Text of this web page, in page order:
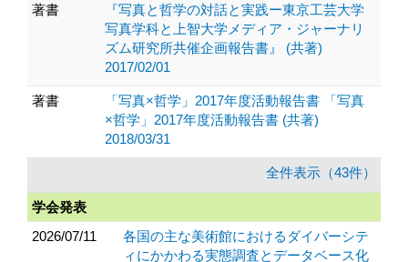
著書
『写真と哲学の対話と実践ー東京工芸大学
写真学科と上智大学メディア・ジャーナリ
ズム研究所共催企画報告書』 (共著)
2017/02/01
著書
「写真×哲学」2017年度活動報告書 「写真
×哲学」2017年度活動報告書 (共著)
2018/03/31
全件表示（43件）
学会発表
2026/07/11
各国の主な美術館におけるダイバーシテ
ィにかかわる実態調査とデータベース化